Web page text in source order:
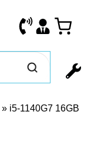
» i5-1140G7 16GB